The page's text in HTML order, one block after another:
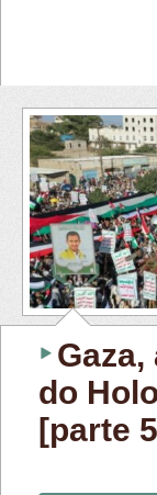
do
[parte